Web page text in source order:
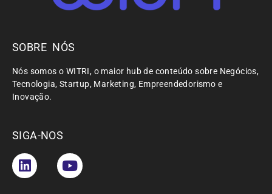
SOBRE NÓS
Nós somos o WITRI, o maior hub de conteúdo sobre Negócios,
Tecnologia, Startup, Marketing, Empreendedorismo e
Inovação.
SIGA-NOS